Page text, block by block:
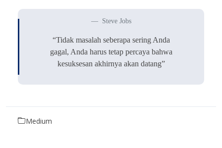
Steve Jobs
“Tidak masalah seberapa sering Anda
gagal, Anda harus tetap percaya bahwa
kesuksesan akhirnya akan datang”
Medium